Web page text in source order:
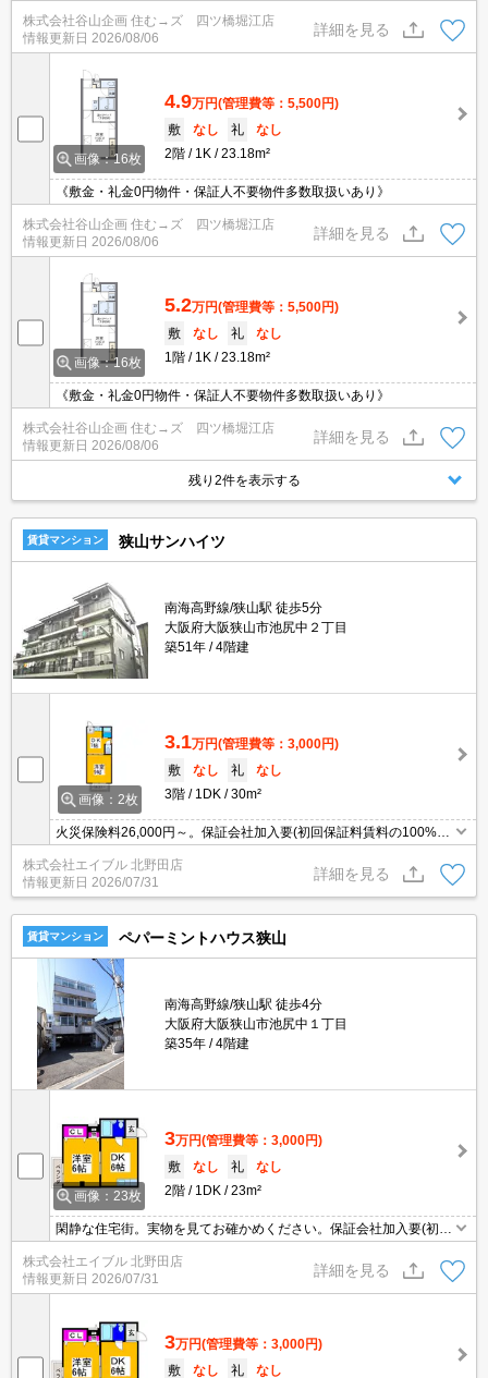
ど設備も豊富です。1K ２Ｆ以上の便利なお部屋で快適にお過ごしい
ただけます。南海高野線 狭山駅徒歩13分の物件情報のご紹介です
株式会社谷山企画がお部屋探しをサポートいたします。
株式会社谷山企画 住む→ズ 四ツ橋堀江店
情報更新日 2026/08/06
詳細を見る
画像：16枚
4.9万円(管理費等：5,500円)
敷
なし 礼
なし
2階
1K 23.18m²
《敷金・礼金0円物件・保証人不要物件多数取扱いあり》
株式会社谷山企画 住む→ズ 四ツ橋堀江店
情報更新日 2026/08/06
詳細を見る
画像：16枚
5.2万円(管理費等：5,500円)
敷
なし 礼
なし
1階
1K 23.18m²
《敷金・礼金0円物件・保証人不要物件多数取扱いあり》
株式会社谷山企画 住む→ズ 四ツ橋堀江店
情報更新日 2026/08/06
詳細を見る
残り2件を表示する
賃貸マンション 狭山サンハイツ
南海高野線/狭山駅 徒歩5分
大阪府大阪狭山市池尻中２丁目
築51年
4階建
画像：2枚
3.1万円(管理費等：3,000円)
敷
なし 礼
なし
3階
1DK 30m²
火災保険料26,000円～。保証会社加入要(初回保証料賃料の100%、
月次保証料2%)。
株式会社エイブル 北野田店
情報更新日 2026/07/31
詳細を見る
賃貸マンション ペパーミントハウス狭山
南海高野線/狭山駅 徒歩4分
大阪府大阪狭山市池尻中１丁目
築35年
4階建
画像：23枚
3万円(管理費等：3,000円)
敷
なし 礼
なし
2階
1DK 23m²
閑静な住宅街。実物を見てお確かめください。保証会社加入要(初
回、月額総支払額の100%)。
株式会社エイブル 北野田店
情報更新日 2026/07/31
詳細を見る
3万円(管理費等：3,000円)
敷
なし 礼
なし